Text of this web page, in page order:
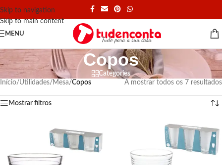
Skip to navigation
Skip to main content
MENU
Copos
Categories
Início/Utilidades/ Mesa/Copos A mostrar todos os 7 resultados
Mostrar filtros